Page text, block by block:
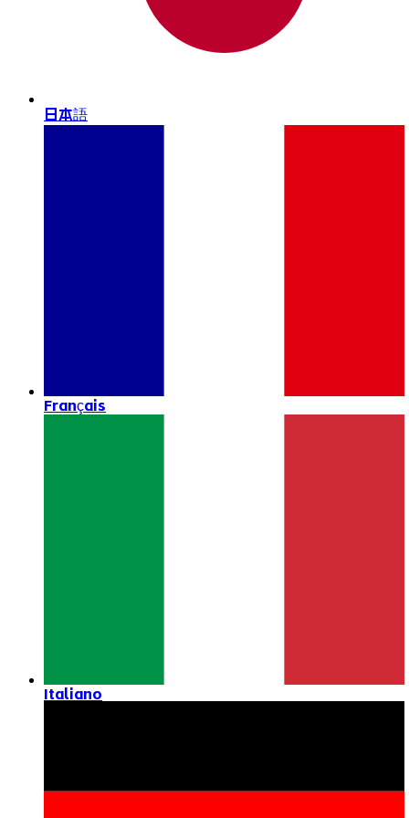
日本語
Français
Italiano